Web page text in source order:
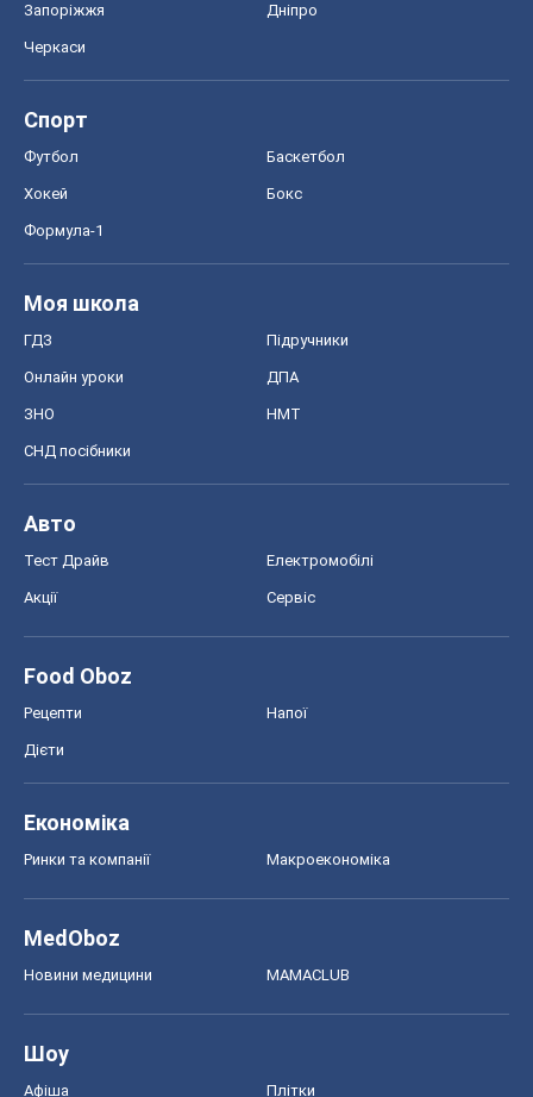
Запоріжжя Дніпро
Черкаси
Спорт
Футбол Баскетбол
Хокей Бокс
Формула-1
Моя школа
ГДЗ Підручники
Онлайн уроки ДПА
ЗНО НМТ
СНД посібники
Авто
Тест Драйв Електромобілі
Акції Сервіс
Food Oboz
Рецепти Напої
Дієти
Економіка
Ринки та компанії Макроекономіка
MedOboz
Новини медицини MAMACLUB
Шоу
Афіша Плітки